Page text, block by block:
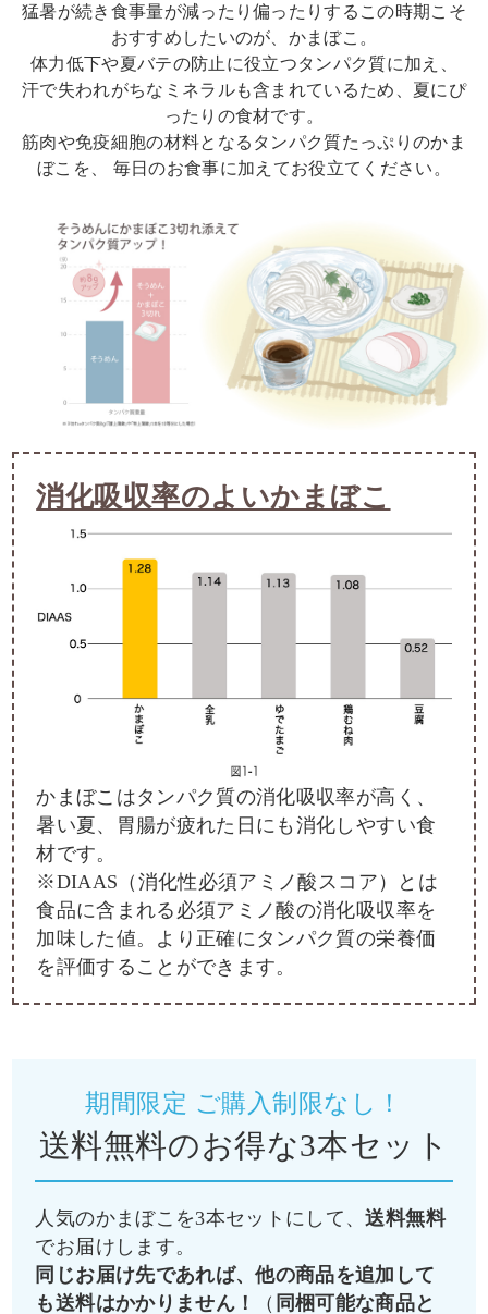
猛暑が続き食事量が減ったり偏ったりするこの時期こそ
おすすめしたいのが、かまぼこ。
体力低下や夏バテの防止に役立つタンパク質に加え、
汗で失われがちなミネラルも含まれているため、夏にぴ
ったりの食材です。
筋肉や免疫細胞の材料となるタンパク質たっぷりのかま
ぼこを、
毎日のお食事に加えてお役立てください。
消化吸収率のよいかまぼこ
かまぼこはタンパク質の消化吸収率が高く、
暑い夏、胃腸が疲れた日にも消化しやすい食
材です。
※DIAAS（消化性必須アミノ酸スコア）とは
食品に含まれる必須アミノ酸の消化吸収率を
加味した値。より正確にタンパク質の栄養価
を評価することができます。
期間限定 ご購入制限なし！
送料無料のお得な3本セット
人気のかまぼこを3本セットにして、送料無料
でお届けします。
同じお届け先であれば、他の商品を追加して
も送料はかかりません！
（ 同梱可能な商品と